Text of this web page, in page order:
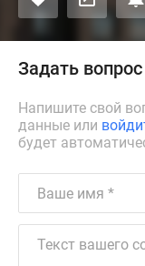
Задать вопрос
Напишите свой
данные или
будет